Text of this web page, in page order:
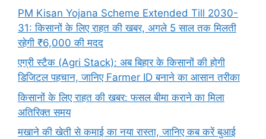
PM Kisan Yojana Scheme Extended Till 2030-
31: किसानों के लिए राहत की खबर, अगले 5 साल तक मिलती
रहेगी ₹6,000 की मदद
एग्री स्टैक (Agri Stack): अब बिहार के किसानों की होगी
डिजिटल पहचान, जानिए Farmer ID बनाने का आसान तरीका
किसानों के लिए राहत की खबर: फसल बीमा कराने का मिला
अतिरिक्त समय
मखाने की खेती से कमाई का नया रास्ता, जानिए कब करें बुआई